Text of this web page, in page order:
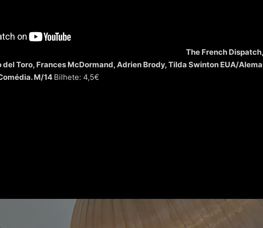
The French
Toro, Frances McDormand, Adrien Brody, Tilda Swinton EUA/
M/14 Bilhete: 4,5€